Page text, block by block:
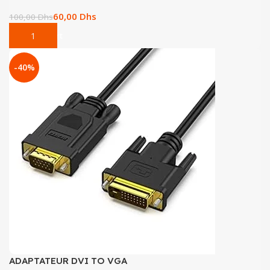
100,00Dhs60,00 Dhs
Add To Cart
-40%
ADAPTATEUR DVI TO VGA